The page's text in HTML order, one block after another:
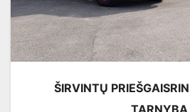
ŠIRVINTŲ